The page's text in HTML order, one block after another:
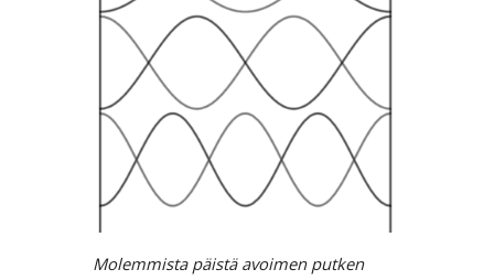
Molemmista päistä avoimen putken